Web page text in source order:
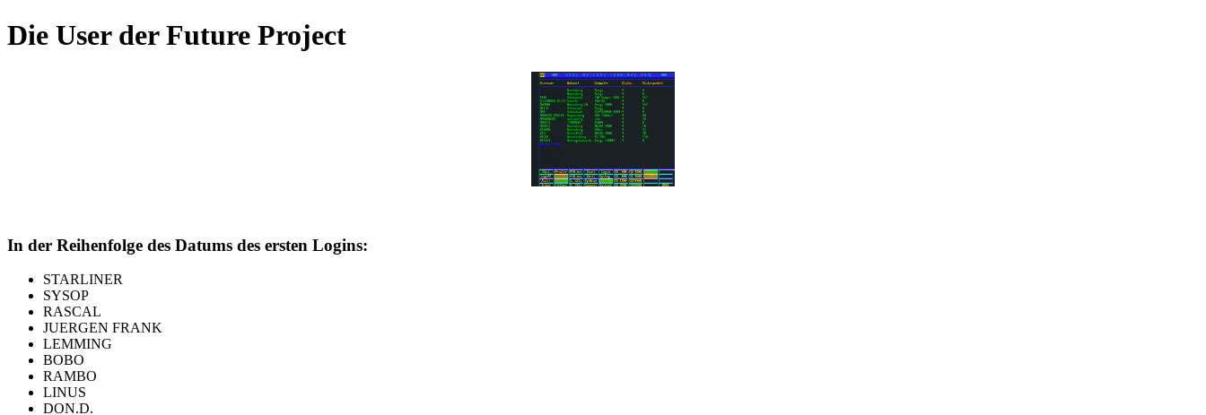
Die User der Future Project
In der Reihenfolge des Datums des ersten Logins:
STARLINER
SYSOP
RASCAL
JUERGEN FRANK
LEMMING
BOBO
RAMBO
LINUS
DON.D.